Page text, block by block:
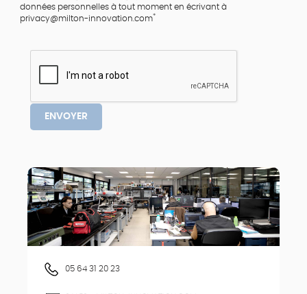
05 64 31 20 23
données personnelles à tout moment en écrivant à
privacy@milton-innovation.com*